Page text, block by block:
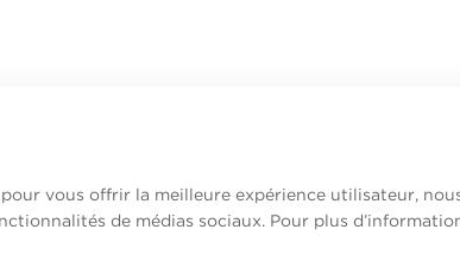
vous offrir la meilleure expérience utilisateur,
de médias sociaux. Pour plus